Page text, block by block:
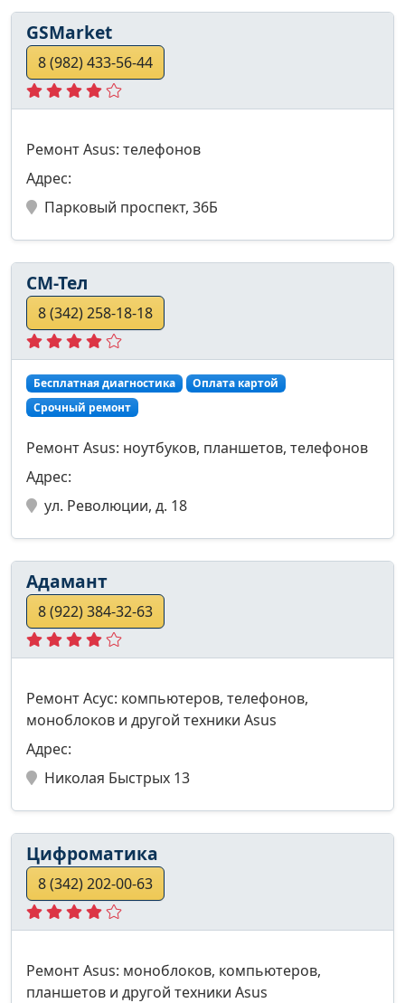
GSMarket
8 (982) 433-56-44
Ремонт Asus: телефонов
Адрес:
Парковый проспект, 36Б
СМ-Тел
8 (342) 258-18-18
Бесплатная диагностика
Оплата картой
Срочный ремонт
Ремонт Asus: ноутбуков, планшетов, телефонов
Адрес:
ул. Революции, д. 18
Адамант
8 (922) 384-32-63
Ремонт Асус: компьютеров, телефонов,
моноблоков и другой техники Asus
Адрес:
Николая Быстрых 13
Цифроматика
8 (342) 202-00-63
Ремонт Asus: моноблоков, компьютеров,
планшетов и другой техники Asus